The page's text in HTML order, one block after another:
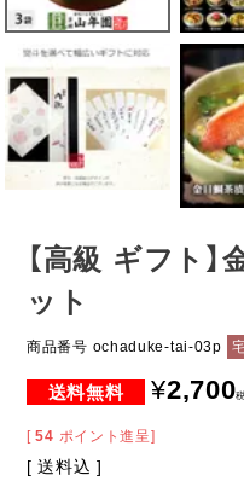
【高級 ギフト
ット
商品番号 ochaduke-tai-03p
¥2,700
[ 54 ポイント進呈]
送料込